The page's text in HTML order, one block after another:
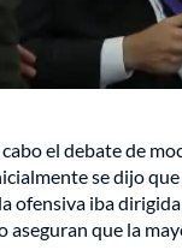
el debate de
se dijo
ofensiva iba
que la